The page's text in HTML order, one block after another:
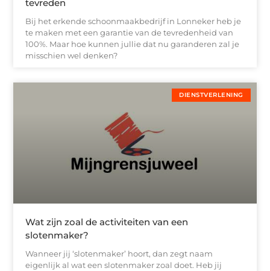
tevreden
Bij het erkende schoonmaakbedrijf in Lonneker heb je
te maken met een garantie van de tevredenheid van
100%. Maar hoe kunnen jullie dat nu garanderen zal je
misschien wel denken?
DIENSTVERLENING
Wat zijn zoal de activiteiten van een
slotenmaker?
Wanneer jij ‘slotenmaker’ hoort, dan zegt naam
eigenlijk al wat een slotenmaker zoal doet. Heb jij